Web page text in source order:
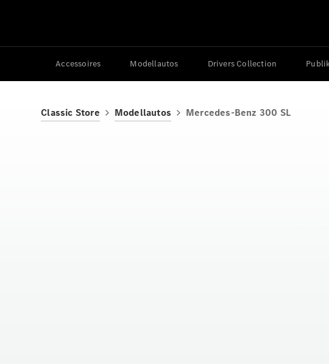
Accessoires Modellautos Drivers Collection
Classic Store Modellautos Mercedes-Benz 300 SL